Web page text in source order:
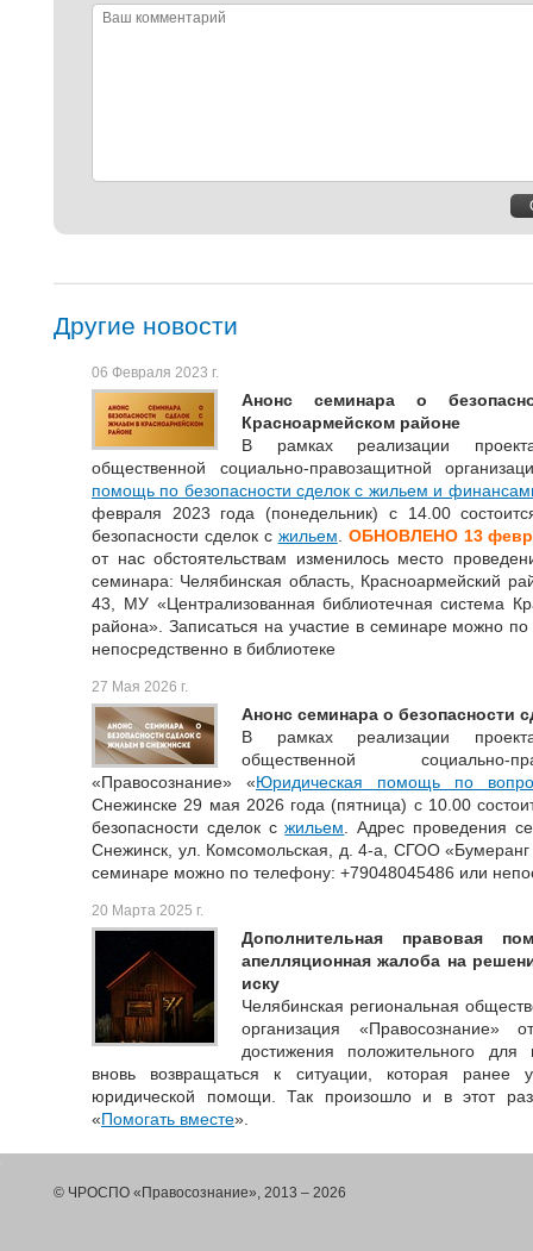
Ваш
Другие новости
06 Февраля 2023 г.
Анонс семинара о
Красноармейском районе
В рамках реализации
общественной социально-правозащитной
помощь по безопасности сделок с жильем и
февраля 2023 года (понедельник) с 14.00
безопасности сделок с жильем
ОБНОВЛЕНО 13
от нас обстоятельствам изменилось место
семинара: Челябинская область, Красноармейский
43, МУ «Централизованная библиотечная система
района». Записаться на участие в семинаре можно
непосредственно в библиотеке
27 Мая 2026 г.
Анонс семинара о безопасности
В рамках реализации
общественной социально-
«Правосознание» «Юридическая помощь по
Снежинске 29 мая 2026 года (пятница) с 10.00
безопасности сделок сжильем . Адрес проведения
Снежинск, ул. Комсомольская, д. 4-а, СГОО «Бумеранг
семинаре можно по телефону: +79048045486 или
20 Марта 2025 г.
Дополнительная правовая
апелляционная жалоба на
иску
Челябинская региональная
организация
достижения положительного для
вновь возвращаться к ситуации, которая
юридической помощи. Так произошло и в этот
«Помогать вместе».
© ЧРОСПО «Правосознание», 2013 – 2026